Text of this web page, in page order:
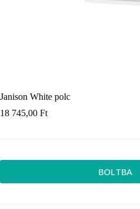
Janison White polc
18 745,00 Ft
BOLTBA